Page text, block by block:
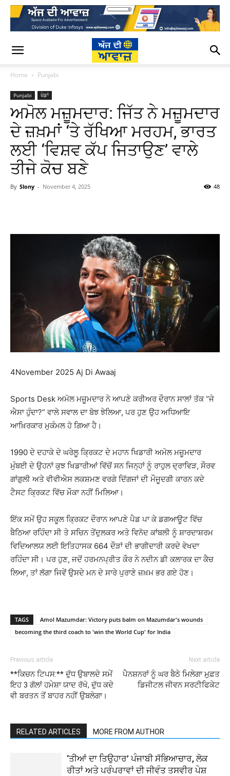
Home Punjabi
Punjabi ਖੇਡਾਂ
ਅਮੋਲ ਮਜ਼ੂਮਦਾਰ: ਜਿੱਤ ਨੇ ਮਜ਼ੂਮਦਾਰ
ਦੇ ਜ਼ਖ਼ਮਾਂ ‘ਤੇ ਰੱਖਿਆ ਮਰਹਮ, ਭਾਰਤ
ਲਈ ‘ਵਿਸ਼ਵ ਕੱਪ ਜਿਤਾਉਣ’ ਵਾਲੇ
ਤੀਜੇ ਕੋਚ ਬਣੇ
By Slony - November 4, 2025 48
4November 2025 Aj Di Awaaj
Sports Desk ਅਮੋਲ ਮਜ਼ੂਮਦਾਰ ਨੇ ਆਪਣੇ ਕਰੀਅਰ ਦੌਰਾਨ ਸਾਲਾਂ ਤੱਕ “ਜੇ
ਐਸਾ ਹੁੰਦਾ?” ਵਾਲੇ ਸਵਾਲ ਦਾ ਬੋਝ ਝੇਲਿਆ, ਪਰ ਹੁਣ ਉਹ ਅਧਿਆਇ
ਆਖ਼ਿਰਕਾਰ ਮੁਕੰਮਲ ਹੋ ਗਿਆ ਹੈ।
1990 ਦੇ ਦਹਾਕੇ ਦੇ ਘਰੇਲੂ ਕ੍ਰਿਕਟ ਦੇ ਮਹਾਨ ਖਿਡਾਰੀ ਅਮੋਲ ਮਜ਼ੂਮਦਾਰ
ਮੁੰਬਈ ਦੇ ਉਹਨਾਂ ਕੁਝ ਖਿਡਾਰੀਆਂ ਵਿੱਚੋਂ ਸਨ ਜਿਨ੍ਹਾਂ ਨੂੰ ਰਾਹੁਲ ਦ੍ਰਾਵਿੜ, ਸੌਰਵ
ਗਾਂਗੁਲੀ ਅਤੇ ਵੀਵੀਐਸ ਲਕਸ਼ਮਣ ਵਰਗੇ ਦਿੱਗਜਾਂ ਦੀ ਮੌਜੂਦਗੀ ਕਾਰਨ ਕਦੇ
ਟੈਸਟ ਕ੍ਰਿਕਟ ਵਿੱਚ ਮੌਕਾ ਨਹੀਂ ਮਿਲਿਆ।
ਇੱਕ ਸਮੇਂ ਉਹ ਸਕੂਲ ਕ੍ਰਿਕਟ ਦੌਰਾਨ ਆਪਣੇ ਪੈਡ ਪਾ ਕੇ ਡਗਆਊਟ ਵਿੱਚ
ਬੈਠਿਆ ਰਹਿੰਦਾ ਸੀ ਤੇ ਸਚਿਨ ਤੇਂਦੁਲਕਰ ਅਤੇ ਵਿਨੋਦ ਕਾਂਬਲੀ ਨੂੰ ਸ਼ਾਰਦਾਸ਼ਰਮ
ਵਿਦਿਆਲਯ ਲਈ ਇਤਿਹਾਸਕ 664 ਦੌੜਾਂ ਦੀ ਭਾਗੀਦਾਰੀ ਕਰਦੇ ਵੇਖਦਾ
ਰਹਿੰਦਾ ਸੀ। ਪਰ ਹੁਣ, ਜਦੋਂ ਹਰਮਨਪ੍ਰੀਤ ਕੌਰ ਨੇ ਨਦੀਨ ਡੀ ਕਲਾਰਕ ਦਾ ਕੈਚ
ਲਿਆ, ਤਾਂ ਲੱਗਾ ਜਿਵੇਂ ਉਸਦੇ ਮਨ ਦੇ ਸਾਰੇ ਪੁਰਾਣੇ ਜ਼ਖ਼ਮ ਭਰ ਗਏ ਹੋਣ।
TAGS
Amol Mazumdar: Victory puts balm on Mazumdar's wounds
becoming the third coach to 'win the World Cup' for India
Previous article
**ਕਿਚਨ ਟਿਪਸ:** ਦੁੱਧ ਉਬਾਲਦੇ ਸਮੇਂ
ਇਹ 3 ਗੱਲਾਂ ਹਮੇਸ਼ਾ ਯਾਦ ਰੱਖੋ, ਦੁੱਧ ਕਦੇ
ਵੀ ਬਰਤਨ ਤੋਂ ਬਾਹਰ ਨਹੀਂ ਉਬਲੇਗਾ।
Next article
ਪੈਨਸ਼ਨਰਾਂ ਨੂੰ ਘਰ ਬੈਠੇ ਮਿਲੇਗਾ ਮੁਫ਼ਤ
ਡਿਜੀਟਲ ਜੀਵਨ ਸਰਟੀਫਿਕੇਟ
RELATED ARTICLES MORE FROM AUTHOR
‘ਤੀਆਂ ਦਾ ਤਿਉਹਾਰ’ ਪੰਜਾਬੀ ਸੱਭਿਆਚਾਰ, ਲੋਕ
ਰੀਤਾਂ ਅਤੇ ਪਰੰਪਰਾਵਾਂ ਦੀ ਜੀਵੰਤ ਤਸਵੀਰ ਪੇਸ਼